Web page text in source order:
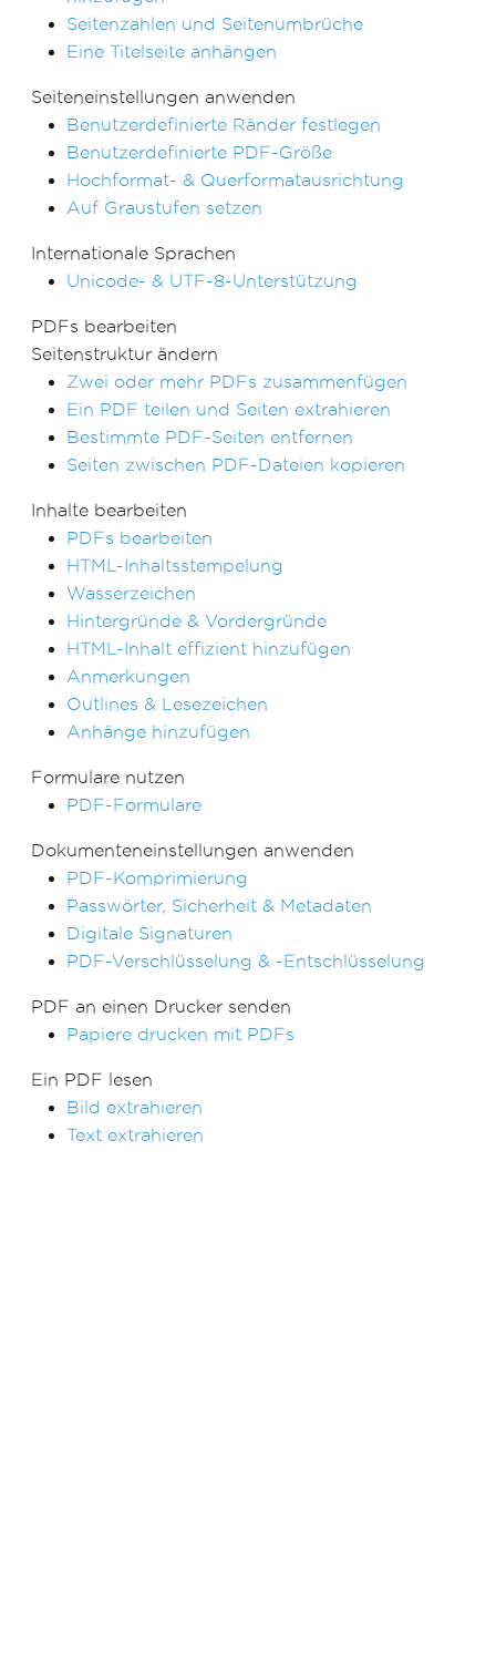
Seitenzahlen und Seitenumbrüche
Eine Titelseite anhängen
Seiteneinstellungen anwenden
Benutzerdefinierte Ränder festlegen
Benutzerdefinierte PDF-Größe
Hochformat- & Querformatausrichtung
Auf Graustufen setzen
Internationale Sprachen
Unicode- & UTF-8-Unterstützung
PDFs bearbeiten
Seitenstruktur ändern
Zwei oder mehr PDFs zusammenfügen
Ein PDF teilen und Seiten extrahieren
Bestimmte PDF-Seiten entfernen
Seiten zwischen PDF-Dateien kopieren
Inhalte bearbeiten
PDFs bearbeiten
HTML-Inhaltsstempelung
Wasserzeichen
Hintergründe & Vordergründe
HTML-Inhalt effizient hinzufügen
Anmerkungen
Outlines & Lesezeichen
Anhänge hinzufügen
Formulare nutzen
PDF-Formulare
Dokumenteneinstellungen anwenden
PDF-Komprimierung
Passwörter, Sicherheit & Metadaten
Digitale Signaturen
PDF-Verschlüsselung & -Entschlüsselung
PDF an einen Drucker senden
Papiere drucken mit PDFs
Ein PDF lesen
Bild extrahieren
Text extrahieren